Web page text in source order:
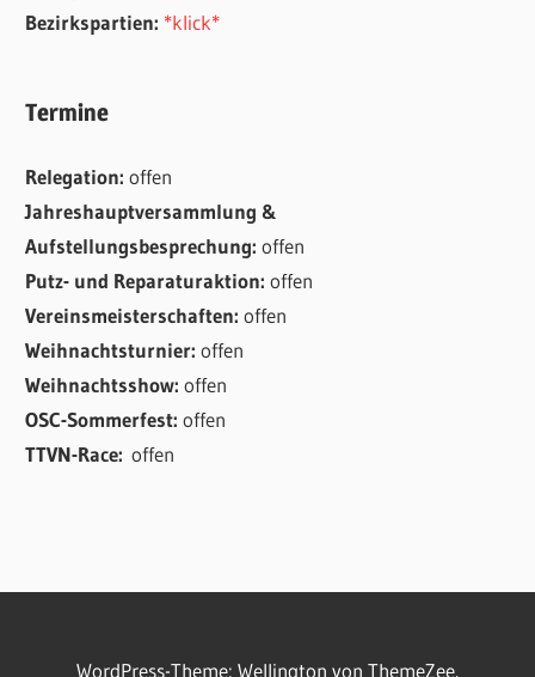
Bezirkspartien: *klick*
Termine
Relegation:offen
Jahreshauptversammlung &
Aufstellungsbesprechung:offen
Putz- und Reparaturaktion:offen
Vereinsmeisterschaften:offen
Weihnachtsturnier:offen
Weihnachtsshow:offen
OSC-Sommerfest:offen
TTVN-Race:offen
WordPress-Theme: Wellington von ThemeZee.